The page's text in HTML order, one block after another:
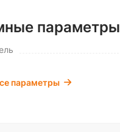
параметры
параметры